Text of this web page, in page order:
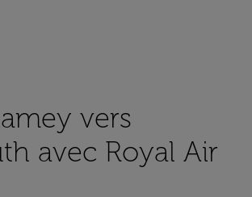
vers
avec Royal Air